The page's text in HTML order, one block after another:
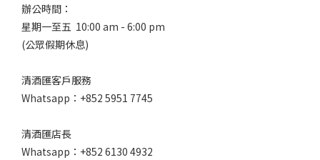
辦公時間：
星期一至五 10:00 am - 6:00 pm
(公眾假期休息)
清酒匯客戶服務
Whatsapp：+852 5951 7745
清酒匯店長
Whatsapp：+852 6130 4932